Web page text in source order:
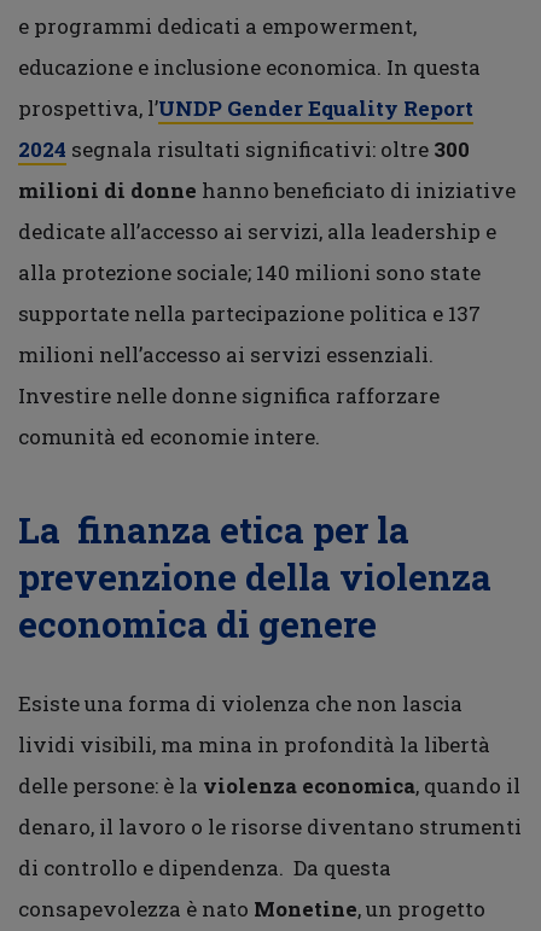
e programmi dedicati a empowerment,
educazione e inclusione economica. In questa
prospettiva, l’UNDP Gender Equality Report
2024 segnala risultati significativi: oltre 300
milioni di donne hanno beneficiato di iniziative
dedicate all’accesso ai servizi, alla leadership e
alla protezione sociale; 140 milioni sono state
supportate nella partecipazione politica e 137
milioni nell’accesso ai servizi essenziali.
Investire nelle donne significa rafforzare
comunità ed economie intere.
La finanza etica per la
prevenzione della violenza
economica di genere
Esiste una forma di violenza che non lascia
lividi visibili, ma mina in profondità la libertà
delle persone: è la violenza economica, quando il
denaro, il lavoro o le risorse diventano strumenti
di controllo e dipendenza. Da questa
consapevolezza è nato Monetine, un progetto